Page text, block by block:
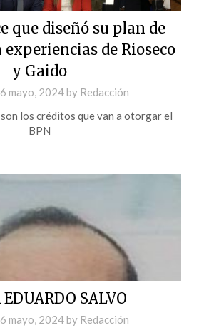
que diseñó su plan de
de Rioseco
y Gaido
6 mayo, 2024by Redacción
los créditos que van a otorgar el
BPN
EDUARDO SALVO
6 mayo, 2024by Redacción